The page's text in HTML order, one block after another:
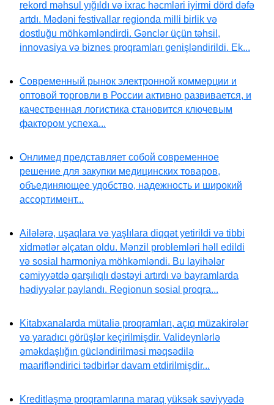
rekord məhsul yığıldı və ixrac həcmləri iyirmi dörd dəfə
artdı. Mədəni festivallar regionda milli birlik və
dostluğu möhkəmləndirdi. Gənclər üçün təhsil,
innovasiya və biznes proqramları genişləndirildi. Ek...
Современный рынок электронной коммерции и
оптовой торговли в России активно развивается, и
качественная логистика становится ключевым
фактором успеха...
Онлимед представляет собой современное
решение для закупки медицинских товаров,
объединяющее удобство, надежность и широкий
ассортимент...
Ailələrə, uşaqlara və yaşlılara diqqət yetirildi və tibbi
xidmətlər əlçatan oldu. Mənzil problemləri həll edildi
və sosial harmoniya möhkəmləndi. Bu layihələr
cəmiyyətdə qarşılıqlı dəstəyi artırdı və bayramlarda
hədiyyələr paylandı. Regionun sosial proqra...
Kitabxanalarda mütaliə proqramları, açıq müzakirələr
və yaradıcı görüşlər keçirilmişdir. Valideynlərlə
əməkdaşlığın gücləndirilməsi məqsədilə
maarifləndirici tədbirlər davam etdirilmişdir...
Kreditləşmə proqramlarına maraq yüksək səviyyədə